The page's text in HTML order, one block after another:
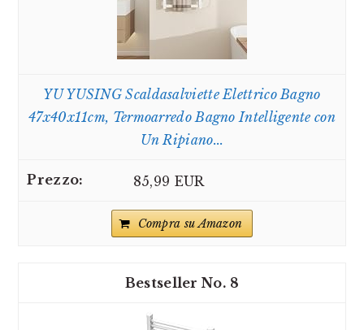
YU YUSING Scaldasalviette Elettrico Bagno
47x40x11cm, Termoarredo Bagno Intelligente con
Un Ripiano...
85,99 EUR
Compra su Amazon
8